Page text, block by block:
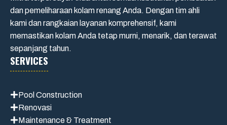
dan pemeliharaan kolam renang Anda. Dengan tim ahli
kami dan rangkaian layanan komprehensif, kami
memastikan kolam Anda tetap murni, menarik, dan terawat
sepanjang tahun.
SERVICES
Pool Construction
Renovasi
Maintenance& Treatment